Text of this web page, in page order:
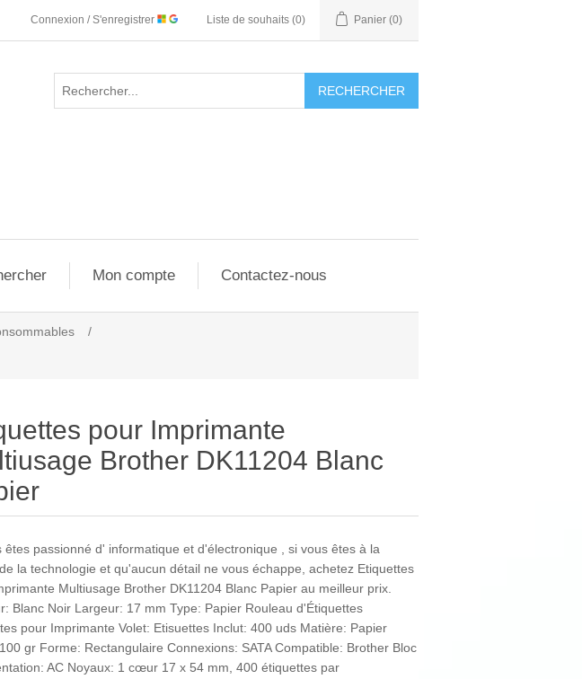
Connexion / S'enregistrer Liste de souhaits (0) Panier (0)
RECHERCHER
Mon compte Contactez-nous
/
pour Imprimante
Brother DK11204 Blanc
êtes passionné d' informatique et d'électronique , si vous êtes à la
la technologie et qu'aucun détail ne vous échappe, achetez Etiquettes
Multiusage Brother DK11204 Blanc Papier au meilleur prix.
Blanc Noir Largeur: 17 mm Type: Papier Rouleau d'Étiquettes
pour Imprimante Volet: Etisuettes Inclut: 400 uds Matière: Papier
gr Forme: Rectangulaire Connexions: SATA Compatible: Brother Bloc
AC Noyaux: 1 cœur 17 x 54 mm, 400 étiquettes par